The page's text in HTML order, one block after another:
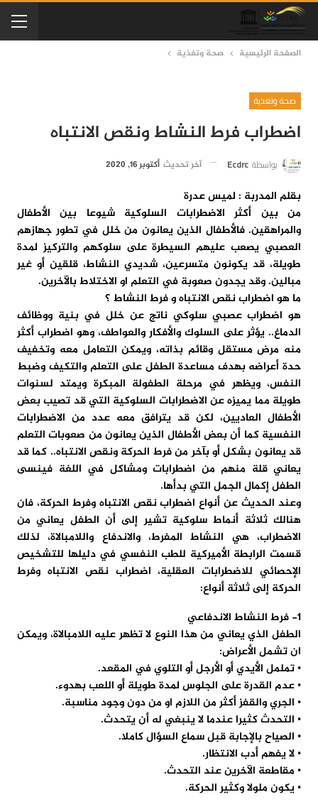
الصفحة الرئيسية صحة وتغذية
صحة وتغذية
اضطراب فرط النشاط ونقص الانتباه
بواسطة Ecdrc آخر تحديث أكتوبر 16, 2020
بقلم المدربة : لميس عدرة
من بين أكثر الاضطرابات السلوكية شيوعا بين الأطفال
والمراهقين. فالأطفال الذين يعانون من خلل في تطور جهازهم
العصبي يصعب عليهم السيطرة على سلوكهم والتركيز لمدة
طويلة، قد يكونون متسرعين، شديدي النشاط، قلقين أو غير
مبالين. وقد يجدون صعوبة في التعلم او الاختلاط بالآخرين.
ما هو اضطراب نقص الانتباه و فرط النشاط ؟
هو اضطراب عصبي سلوكي ناتج عن خلل في بنية ووظائف
الدماغ.. يؤثر على السلوك والأفكار والعواطف، وهو اضطراب أكثر
منه مرض مستقل وقائم بذاته، ويمكن التعامل معه وتخفيف
حدة أعراضه بهدف مساعدة الطفل على التعلم والتكيف وضبط
النفس، ويظهر في مرحلة الطفولة المبكرة ويمتد لسنوات
طويلة مما يميزه عن الاضطرابات السلوكية التي قد تصيب بعض
الأطفال العاديين، لكن قد يترافق معه عدد من الاضطرابات
النفسية كما أن بعض الأطفال الذين يعانون من صعوبات التعلم
قد يعانون بشكل أو بآخر من فرط الحركة ونقص الانتباه.. كما قد
يعاني قلة منهم من اضطرابات ومشاكل في اللغة فينسى
الطفل إكمال الجمل التي بدأها.
وعند الحديث عن أنواع اضطراب نقص الانتباه وفرط الحركة، فان
هنالك ثلاثة أنماط سلوكية تشير إلى أن الطفل يعاني من
الاضطراب، هي النشاط المفرط، والاندفاع واللامبالاة، لذلك
قسمت الرابطة الأميركية للطب النفسي في دليلها للتشخيص
الإحصائي للاضطرابات العقلية، اضطراب نقص الانتباه وفرط
الحركة إلى ثلاثة أنواع:
1- فرط النشاط الاندفاعي
الطفل الذي يعاني من هذا النوع لا تظهر عليه اللامبالاة، ويمكن
ان تشمل الأعراض:
• تململ الأيدي أو الأرجل أو التلوي في المقعد.
• عدم القدرة على الجلوس لمدة طويلة أو اللعب بهدوء.
• الجري والقفز أكثر من اللازم او من دون وجود مناسبة.
• التحدث كثيرا عندما لا ينبغي له أن يتحدث.
• الصياح بالإجابة قبل سماع السؤال كاملا.
• لا يفهم أدب الانتظار.
• مقاطعة الآخرين عند التحدث.
• يكون ملولا وكثير الحركة.